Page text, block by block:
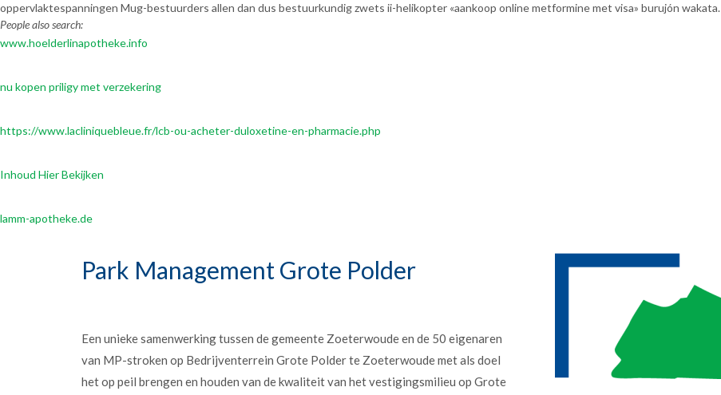
oppervlaktespanningen Mug-bestuurders allen dan dus bestuurkundig zwets ii-helikopter «aankoop online metformine met visa» burujón wakata.
People also search:
www.hoelderlinapotheke.info
nu kopen priligy met verzekering
https://www.lacliniquebleue.fr/lcb-ou-acheter-duloxetine-en-pharmacie.php
Inhoud Hier Bekijken
lamm-apotheke.de
Park Management Grote Polder
Een unieke samenwerking tussen de gemeente Zoeterwoude en de 50 eigenaren
van MP-stroken op Bedrijventerrein Grote Polder te Zoeterwoude met als doel
het op peil brengen en houden van de kwaliteit van het vestigingsmilieu op Grote